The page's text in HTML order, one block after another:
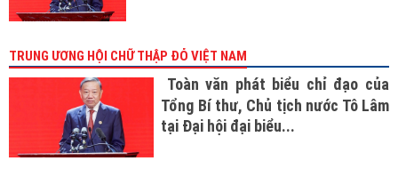
TRUNG ƯƠNG HỘI CHỮ THẬP ĐỎ VIỆT NAM
Toàn văn phát biểu chỉ đạo của
Tổng Bí thư, Chủ tịch nước Tô Lâm
tại Đại hội đại biểu...